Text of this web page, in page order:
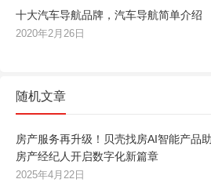
十大汽车导航品牌，汽车导航简单介绍
2020年2月26日
随机文章
房产服务再升级！贝壳找房AI智能产品
房产经纪人开启数字化新篇章
2025年4月22日